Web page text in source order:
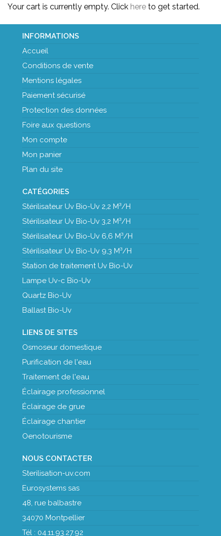
Your cart is currently empty. Click here to get started.
INFORMATIONS
Accueil
Conditions de vente
Mentions légales
Paiement sécurisé
Protection des données
Foire aux questions
Mon compte
Mon panier
Plan du site
CATÉGORIES
Stérilisateur Uv Bio-Uv 2,2 M³/H
Stérilisateur Uv Bio-Uv 3,2 M³/H
Stérilisateur Uv Bio-Uv 6,6 M³/H
Stérilisateur Uv Bio-Uv 9,3 M³/H
Station de traitement Uv Bio-Uv
Lampe Uv-c Bio-Uv
Quartz Bio-Uv
Ballast Bio-Uv
LIENS DE SITES
Osmoseur domestique
Purification de l'eau
Traitement de l'eau
Éclairage professionnel
Éclairage de grue
Éclairage chantier
Oenotourisme
NOUS CONTACTER
Sterilisation-uv.com
Eurosystems sas
48, rue balbastre
34070 Montpellier
Tél : 04.11.93.27.92